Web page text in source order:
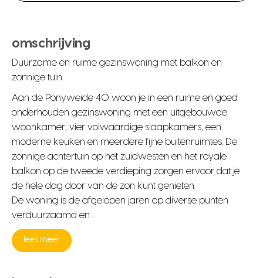
omschrijving
Duurzame en ruime gezinswoning met balkon en
zonnige tuin
Aan de Ponyweide 40 woon je in een ruime en goed
onderhouden gezinswoning met een uitgebouwde
woonkamer, vier volwaardige slaapkamers, een
moderne keuken en meerdere fijne buitenruimtes. De
zonnige achtertuin op het zuidwesten en het royale
balkon op de tweede verdieping zorgen ervoor dat je
de hele dag door van de zon kunt genieten.
De woning is de afgelopen jaren op diverse punten
verduurzaamd en…
lees meer